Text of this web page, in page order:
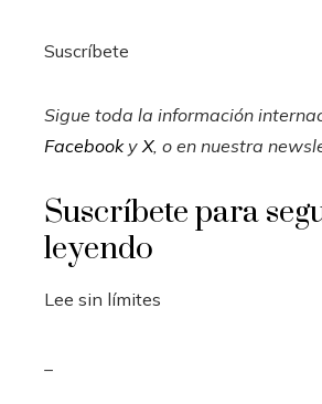
Suscríbete
Sigue toda la información
FacebookyX, o en nuestra
Suscríbete para
leyendo
Lee sin límites